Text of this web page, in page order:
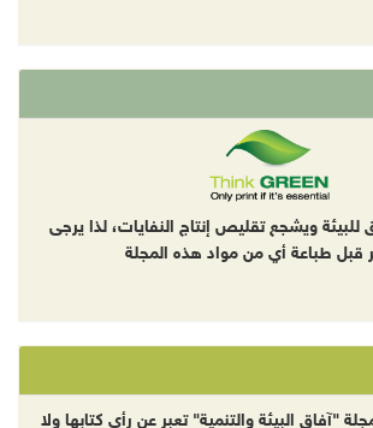
ويشجع تقليص إنتاج النفايات، لذا يرجى
قبل طباعة أي من مواد هذه المجلة
"آفاق البيئة والتنمية" تعبر عن رأي كتابها ولا